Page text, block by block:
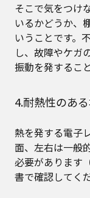
そこで気をつけ
いるかどうか、
いうことです。
し、故障やケガ
振動を発するこ
4.耐熱性のあ
熱を発する電子
面、左右は一般
必要があります
書で確認してく